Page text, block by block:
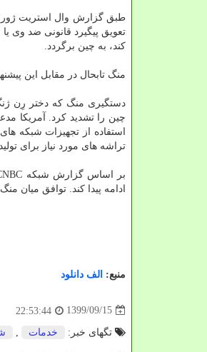
طبق گزارش وال استریت
تعویق پیگیرد قانونی ضد وی
کند، به چین برگردد.
منگ تابحال در مقابل این
دستگیری منگ که دختر رِن
چین را تشدید کرد. آمریکا
تراشه های مورد نیاز برای
ادامه پیدا کند. توافق میان
منبع: الف دانلود
1399/09/15
22:53:44
تگهای خبر: خدمات